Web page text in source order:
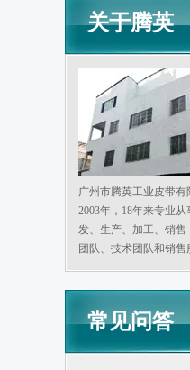
关于腾英
广州市腾英工业皮带
2003年，18年来专业
发、生产、加工、销
团队、技术团队和销售
常见问答